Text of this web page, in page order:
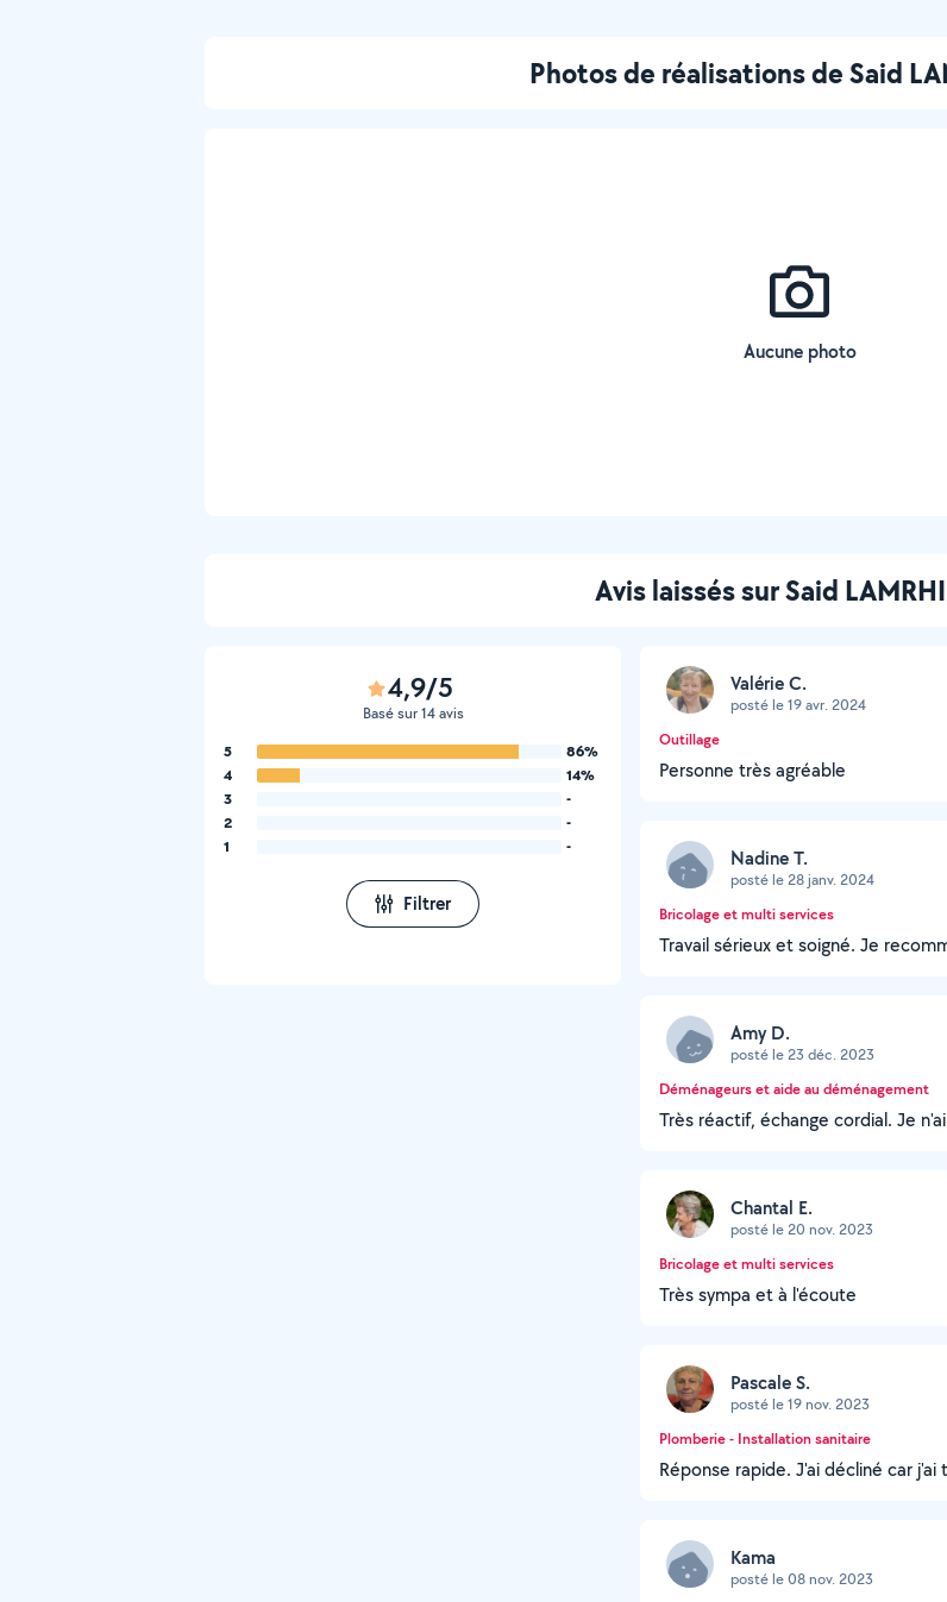
Photos de réalisations de Said
Aucune photo
Avis laissés sur Said
4,9/5
Basé sur 14 avis
5
86%
4
14%
3
-
2
-
1
-
Filtrer
Valérie C.
posté le 19 avr. 2024
Outillage
Personne très agréable
Nadine T.
posté le 28 janv. 2024
Bricolage et multi services
Travail sérieux et soigné. Je
Amy D.
posté le 23 déc. 2023
Déménageurs et aide au déménagement
Très réactif, échange cordial. Je
Chantal E.
posté le 20 nov. 2023
Bricolage et multi services
Très sympa et à l'écoute
Pascale S.
posté le 19 nov. 2023
Plomberie - Installation sanitaire
Réponse rapide. J'ai décliné car
Kama
posté le 08 nov. 2023